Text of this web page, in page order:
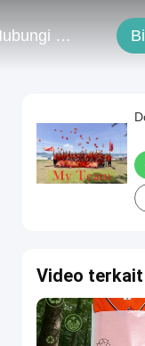
Hubungi Kami
Video terkait